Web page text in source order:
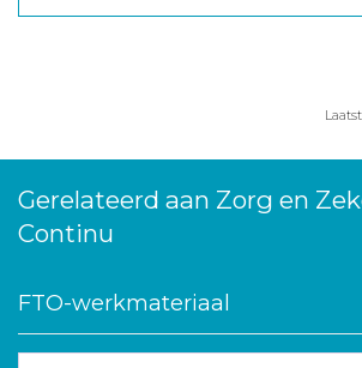
Gerelateerd aan Zorg en
Continu
FTO-werkmateriaal